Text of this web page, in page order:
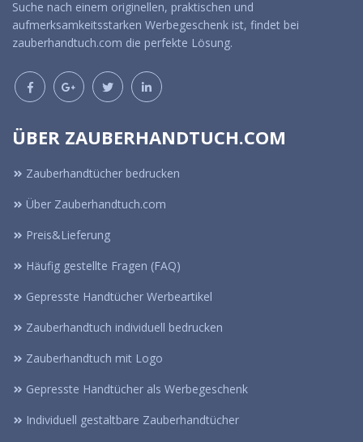
Suche nach einem originellen, praktischen und
aufmerksamkeitsstarken Werbegeschenk ist, findet bei
zauberhandtuch.com die perfekte Lösung.
ÜBER ZAUBERHANDTUCH.COM
Zauberhandtücher bedrucken
Über Zauberhandtuch.com
Preis&Lieferung
Häufig gestellte Fragen (FAQ)
Gepresste Handtücher Werbeartikel
Zauberhandtuch individuell bedrucken
Zauberhandtuch mit Logo
Gepresste Handtücher als Werbegeschenk
Individuell gestaltbare Zauberhandtücher